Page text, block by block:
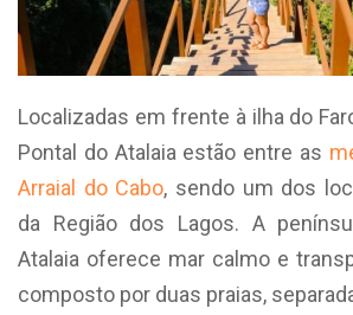
Localizadas em frente à ilha do
Pontal do Atalaia estão entre as
Arraial do Cabo, sendo um dos
da Região dos Lagos. A
Atalaia oferece mar calmo e
composto por duas praias,